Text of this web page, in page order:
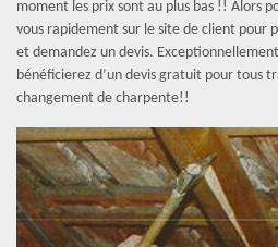
moment les prix sont au plus bas !! Alors
vous rapidement sur le site de client pour
et demandez un devis.
bénéficierez d’un devis gratuit pour tous
changement de charpente!!